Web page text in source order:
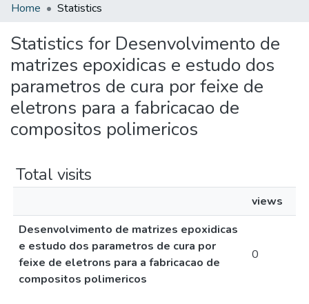
Sobre
Portal do pesquisador
Communities & Collections
All of DSpace
Statistics
Home Statistics
Statistics for Desenvolvimento de
matrizes epoxidicas e estudo dos
parametros de cura por feixe de
eletrons para a fabricacao de
compositos polimericos
Total visits
views
Desenvolvimento de matrizes epoxidicas
e estudo dos parametros de cura por
feixe de eletrons para a fabricacao de
compositos polimericos
0